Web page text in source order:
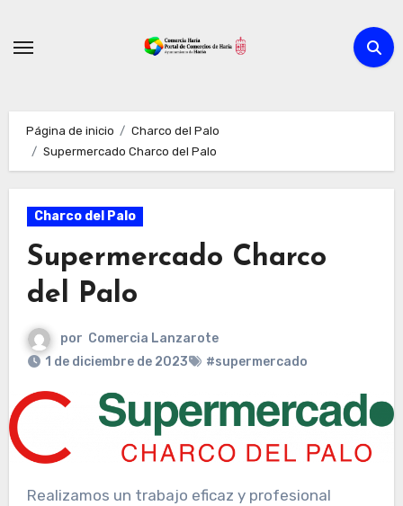
Página de inicio
Charco del Palo
Supermercado Charco del Palo
Charco del Palo
Supermercado Charco
del Palo
por Comercia Lanzarote
1 de diciembre de 2023
#supermercado
Realizamos un trabajo eficaz y profesional